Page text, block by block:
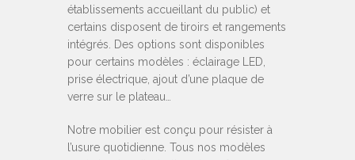
établissements accueillant du public) et
certains disposent de tiroirs et rangements
intégrés. Des options sont disponibles
pour certains modèles : éclairage LED,
prise électrique, ajout d’une plaque de
verre sur le plateau…
Notre mobilier est conçu pour résister à
l’usure quotidienne. Tous nos modèles